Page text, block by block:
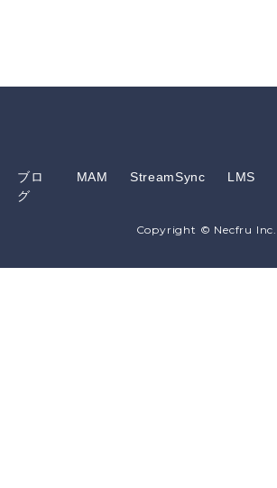
ブロ
グ
MAM StreamSync LMS
Copyright © Necfru Inc.